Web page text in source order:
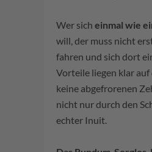
Wer sich einmal wie
will, der muss nicht
fahren und sich dort
Vorteile liegen klar
keine abgefrorenen
nicht nur durch den
echter Inuit.